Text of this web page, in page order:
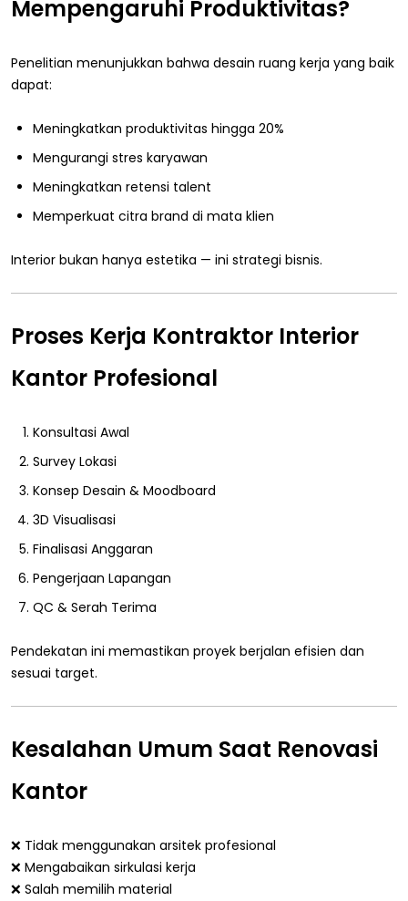
Mempengaruhi Produktivitas?
Penelitian menunjukkan bahwa desain ruang kerja yang baik
dapat:
Meningkatkan produktivitas hingga 20%
Mengurangi stres karyawan
Meningkatkan retensi talent
Memperkuat citra brand di mata klien
Interior bukan hanya estetika — ini strategi bisnis.
Proses Kerja Kontraktor Interior
Kantor Profesional
Konsultasi Awal
Survey Lokasi
Konsep Desain & Moodboard
3D Visualisasi
Finalisasi Anggaran
Pengerjaan Lapangan
QC & Serah Terima
Pendekatan ini memastikan proyek berjalan efisien dan
sesuai target.
Kesalahan Umum Saat Renovasi
Kantor
❌ Tidak menggunakan arsitek profesional
❌ Mengabaikan sirkulasi kerja
❌ Salah memilih material